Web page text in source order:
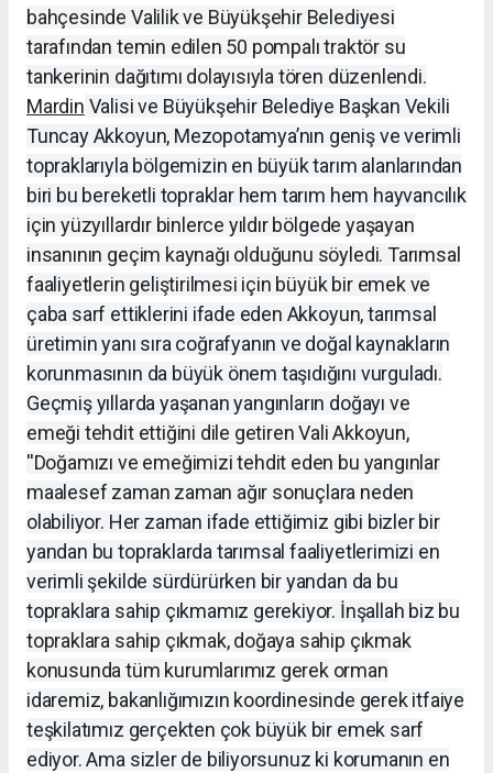
bahçesinde Valilik ve Büyükşehir Belediyesi
tarafından temin edilen 50 pompalı traktör su
tankerinin dağıtımı dolayısıyla tören düzenlendi.
Mardin Valisi ve Büyükşehir Belediye Başkan Vekili
Tuncay Akkoyun, Mezopotamya’nın geniş ve verimli
topraklarıyla bölgemizin en büyük tarım alanlarından
biri bu bereketli topraklar hem tarım hem hayvancılık
için yüzyıllardır binlerce yıldır bölgede yaşayan
insanının geçim kaynağı olduğunu söyledi. Tarımsal
faaliyetlerin geliştirilmesi için büyük bir emek ve
çaba sarf ettiklerini ifade eden Akkoyun, tarımsal
üretimin yanı sıra coğrafyanın ve doğal kaynakların
korunmasının da büyük önem taşıdığını vurguladı.
Geçmiş yıllarda yaşanan yangınların doğayı ve
emeği tehdit ettiğini dile getiren Vali Akkoyun,
''Doğamızı ve emeğimizi tehdit eden bu yangınlar
maalesef zaman zaman ağır sonuçlara neden
olabiliyor. Her zaman ifade ettiğimiz gibi bizler bir
yandan bu topraklarda tarımsal faaliyetlerimizi en
verimli şekilde sürdürürken bir yandan da bu
topraklara sahip çıkmamız gerekiyor. İnşallah biz bu
topraklara sahip çıkmak, doğaya sahip çıkmak
konusunda tüm kurumlarımız gerek orman
idaremiz, bakanlığımızın koordinesinde gerek itfaiye
teşkilatımız gerçekten çok büyük bir emek sarf
ediyor. Ama sizler de biliyorsunuz ki korumanın en